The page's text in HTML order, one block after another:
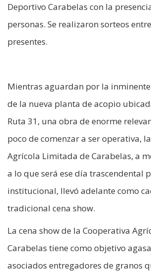
Deportivo Carabelas con la
personas. Se realizaron sorteos
presentes.
Mientras aguardan por la
de la nueva planta de acopio
Ruta 31, una obra de enorme
poco de comenzar a ser operativa,
Agrícola Limitada de Carabelas, a
a lo que será ese día trascendental
institucional, llevó adelante como
tradicional cena show.
La cena show de la Cooperativa
Carabelas tiene como objetivo
asociados entregadores de granos